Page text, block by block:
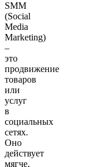
SMM
(Social
Media
Marketing)
–
это
продвижение
товаров
или
услуг
в
социальных
сетях.
Оно
действует
мягче,